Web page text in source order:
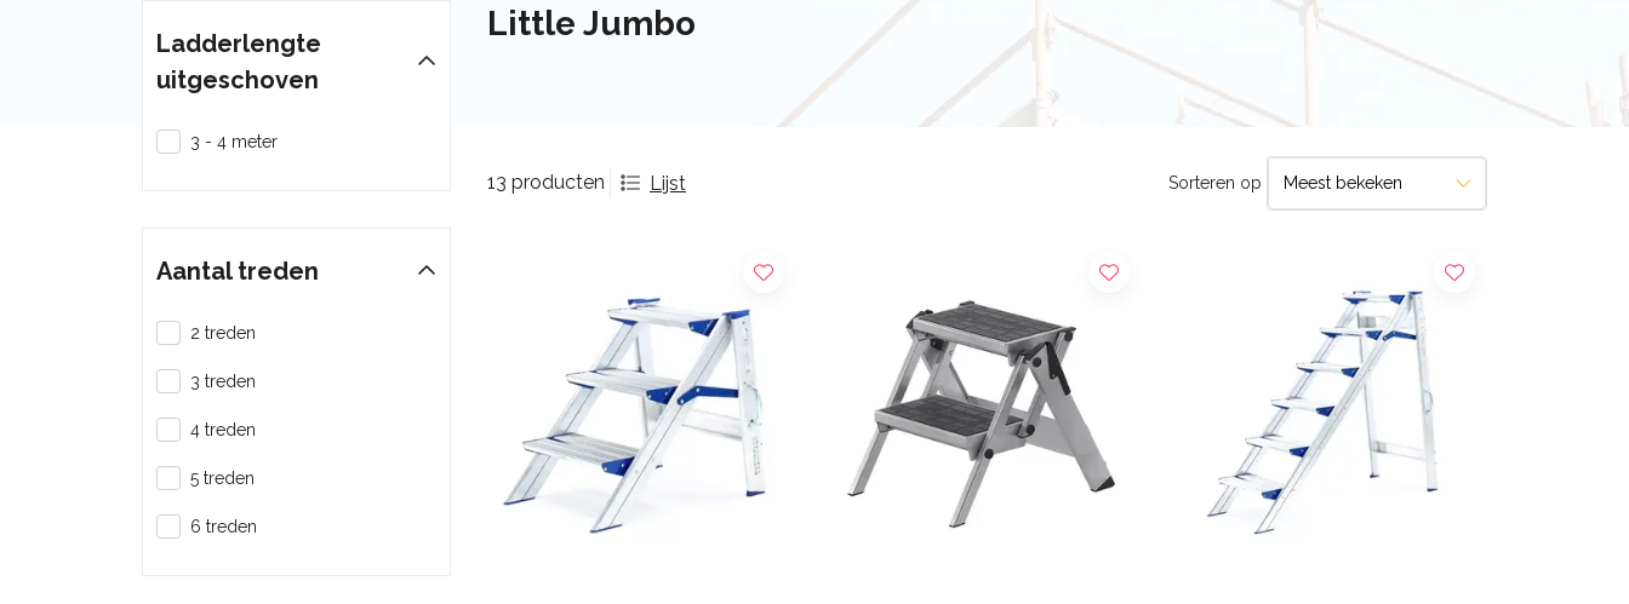
Little Jumbo
13 producten Lijst Sorteren op
Ladderlengte
uitgeschoven
3 - 4 meter
Aantal treden
2 treden
3 treden
4 treden
5 treden
6 treden